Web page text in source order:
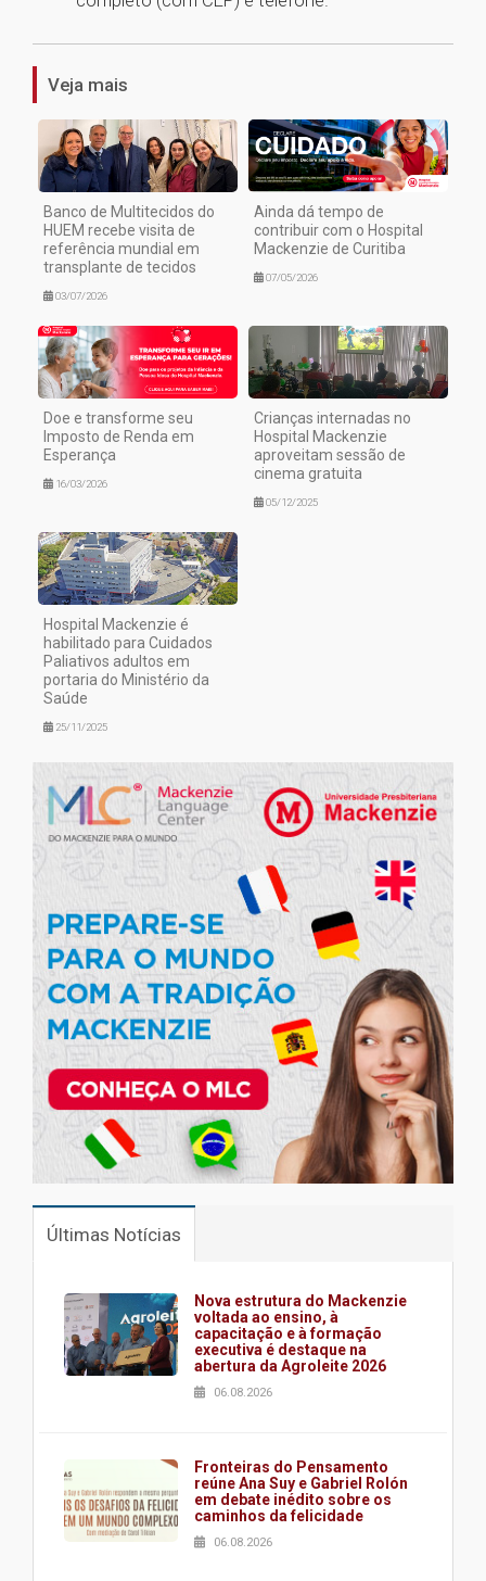
1
Veja mais
Banco de Multitecidos do
HUEM recebe visita de
referência mundial em
transplante de tecidos
03/07/2026
Ainda dá tempo de
contribuir com o Hospital
Mackenzie de Curitiba
07/05/2026
Doe e transforme seu
Imposto de Renda em
Esperança
16/03/2026
Crianças internadas no
Hospital Mackenzie
aproveitam sessão de
cinema gratuita
05/12/2025
Hospital Mackenzie é
habilitado para Cuidados
Paliativos adultos em
portaria do Ministério da
Saúde
25/11/2025
Últimas Notícias
Nova estrutura do Mackenzie
voltada ao ensino, à
capacitação e à formação
executiva é destaque na
abertura da Agroleite 2026
06.08.2026
Fronteiras do Pensamento
reúne Ana Suy e Gabriel Rolón
em debate inédito sobre os
caminhos da felicidade
06.08.2026